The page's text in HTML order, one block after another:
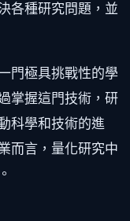
各種研究問題，並
門極具挑戰性的學
掌握這門技術，研
科學和技術的進
而言，量化研究中